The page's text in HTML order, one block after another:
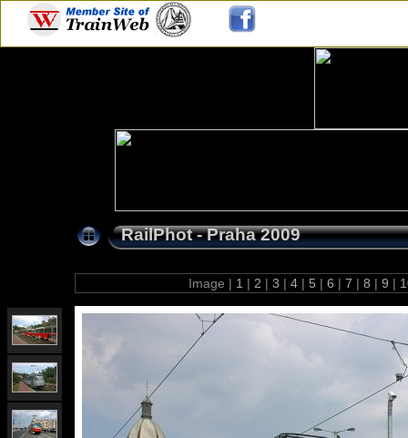
RailPhot - Praha 2009
Image | 1 | 2 | 3 | 4 | 5 | 6 | 7 | 8 | 9 |